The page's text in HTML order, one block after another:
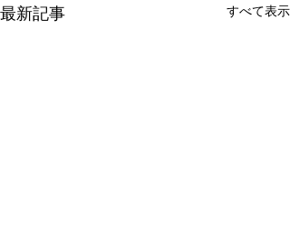
最新記事 すべて表示